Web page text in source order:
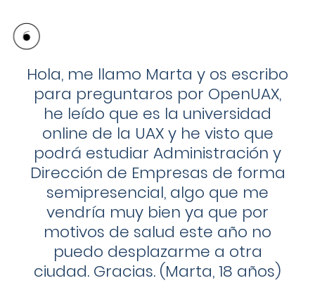
Hola, me llamo Marta y os escribo
para preguntaros por OpenUAX,
he leído que es la universidad
online de la UAX y he visto que
podrá estudiar Administración y
Dirección de Empresas de forma
semipresencial, algo que me
vendría muy bien ya que por
motivos de salud este año no
puedo desplazarme a otra
ciudad. Gracias. (Marta, 18 años)